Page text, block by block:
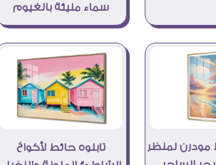
سماء مليئة بالغيوم
مودرن لمنظر
تابلوه حائط لأكواخ